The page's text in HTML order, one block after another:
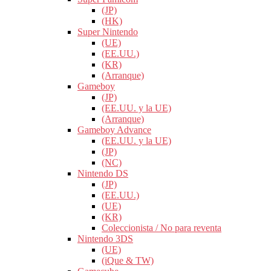
(JP)
(HK)
Super Nintendo
(UE)
(EE.UU.)
(KR)
(Arranque)
Gameboy
(JP)
(EE.UU. y la UE)
(Arranque)
Gameboy Advance
(EE.UU. y la UE)
(JP)
(NC)
Nintendo DS
(JP)
(EE.UU.)
(UE)
(KR)
Coleccionista / No para reventa
Nintendo 3DS
(UE)
(iQue & TW)